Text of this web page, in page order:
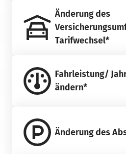
Änderung des
Tarifwechsel*
Fahrleistung/
ändern*
Änderung des